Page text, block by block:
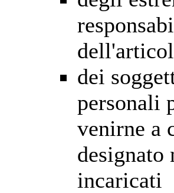
dei
personali
venirne a
incaricati